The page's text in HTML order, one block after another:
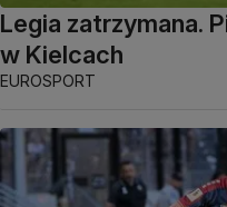
Legia zatrzymana.
w Kielcach
EUROSPORT